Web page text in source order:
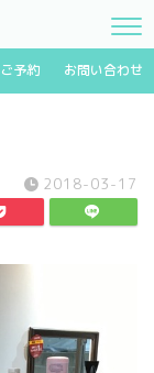
ご予約 お問い合わせ
2018-03-17